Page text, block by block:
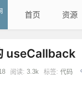
首页 资源
useCallback
阅读: 3.3k 标签: 代码